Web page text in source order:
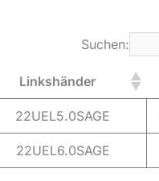
Suchen:
Linkshänder
22UEL5.0SAGE
22UEL6.0SAGE